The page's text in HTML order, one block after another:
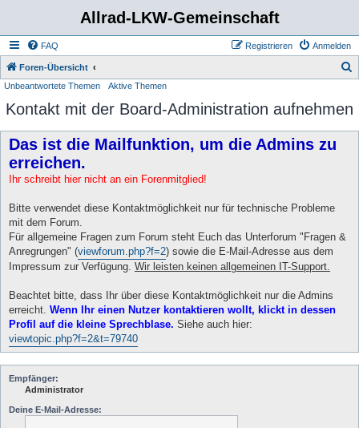
Allrad-LKW-Gemeinschaft
FAQ Anmelden
Registrieren
Foren-Übersicht
Unbeantwortete Themen Aktive Themen
Kontakt mit der Board-Administration aufnehmen
Das ist die Mailfunktion, um die Admins zu
erreichen.
Ihr schreibt hier nicht an ein Forenmitglied!
Bitte verwendet diese Kontaktmöglichkeit nur für technische Probleme
mit dem Forum.
Für allgemeine Fragen zum Forum steht Euch das Unterforum "Fragen &
Anregrungen" (viewforum.php?f=2) sowie die E-Mail-Adresse aus dem
Impressum zur Verfügung. Wir leisten keinen allgemeinen IT-Support.
Beachtet bitte, dass Ihr über diese Kontaktmöglichkeit nur die Admins
erreicht. Wenn Ihr einen Nutzer kontaktieren wollt, klickt in dessen
Profil auf die kleine Sprechblase. Siehe auch hier:
viewtopic.php?f=2&t=79740
Empfänger:
Administrator
Deine E-Mail-Adresse: